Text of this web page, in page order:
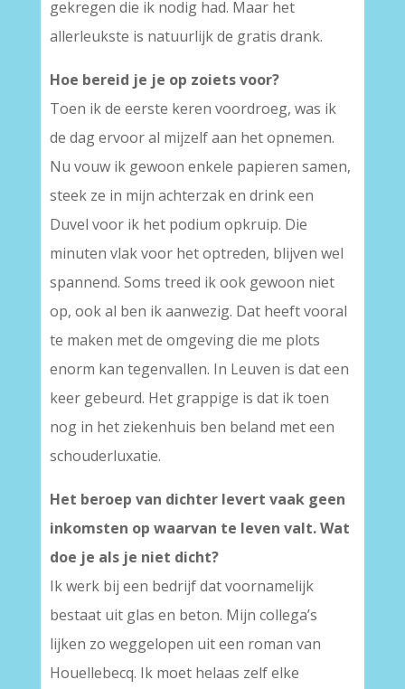
gekregen die ik nodig had. Maar het
allerleukste is natuurlijk de gratis drank.
Hoe bereid je je op zoiets voor?
Toen ik de eerste keren voordroeg, was ik
de dag ervoor al mijzelf aan het opnemen.
Nu vouw ik gewoon enkele papieren samen,
steek ze in mijn achterzak en drink een
Duvel voor ik het podium opkruip. Die
minuten vlak voor het optreden, blijven wel
spannend. Soms treed ik ook gewoon niet
op, ook al ben ik aanwezig. Dat heeft vooral
te maken met de omgeving die me plots
enorm kan tegenvallen. In Leuven is dat een
keer gebeurd. Het grappige is dat ik toen
nog in het ziekenhuis ben beland met een
schouderluxatie.
Het beroep van dichter levert vaak geen
inkomsten op waarvan te leven valt. Wat
doe je als je niet dicht?
Ik werk bij een bedrijf dat voornamelijk
bestaat uit glas en beton. Mijn collega’s
lijken zo weggelopen uit een roman van
Houellebecq. Ik moet helaas zelf elke